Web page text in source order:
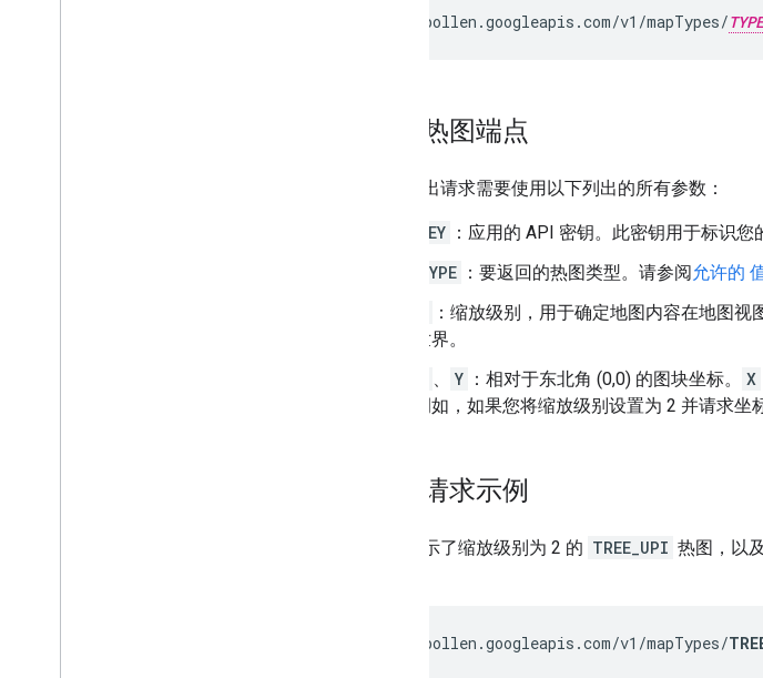
https://pollen.googleapis.com/v1/mapTypes/TYPE
关于热图端点
成功发出请求需要使用以下列出的所有参数：
KEY ：应用的 API 密钥。此密钥用于标识
TYPE ：要返回的热图类型。请参阅 允许的
：缩放级别，用于确定地图内容在地图
世界。
、 Y ：相对于东北角 (0,0) 的图块坐标。 X
例如，如果您将缩放级别设置为 2 并请求坐
热图请求示例
上图显示了缩放级别为 2 的 TREE_UPI 热图，以
https://pollen.googleapis.com/v1/mapTypes/